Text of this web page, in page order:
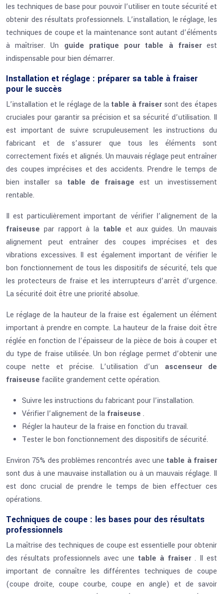
les techniques de base pour pouvoir l’utiliser en toute sécurité et
obtenir des résultats professionnels. L’installation, le réglage, les
techniques de coupe et la maintenance sont autant d’éléments
à maîtriser. Un guide pratique pour table à fraiserest
indispensable pour bien démarrer.
Installation et réglage : préparer sa table à fraiser
pour le succès
L’installation et le réglage de la table à fraisersont des étapes
cruciales pour garantir sa précision et sa sécurité d’utilisation. Il
est important de suivre scrupuleusement les instructions du
fabricant et de s’assurer que tous les éléments sont
correctement fixés et alignés. Un mauvais réglage peut entraîner
des coupes imprécises et des accidents. Prendre le temps de
bien installer sa table de fraisage est un investissement
rentable.
Il est particulièrement important de vérifier l’alignement de la
fraiseuse par rapport à la table et aux guides. Un mauvais
alignement peut entraîner des coupes imprécises et des
vibrations excessives. Il est également important de vérifier le
bon fonctionnement de tous les dispositifs de sécurité, tels que
les protecteurs de fraise et les interrupteurs d’arrêt d’urgence.
La sécurité doit être une priorité absolue.
Le réglage de la hauteur de la fraise est également un élément
important à prendre en compte. La hauteur de la fraise doit être
réglée en fonction de l’épaisseur de la pièce de bois à couper et
du type de fraise utilisée. Un bon réglage permet d’obtenir une
coupe nette et précise. L’utilisation d’un ascenseur de
fraiseuse facilite grandement cette opération.
Suivre les instructions du fabricant pour l’installation.
Vérifier l’alignement de la fraiseuse .
Régler la hauteur de la fraise en fonction du travail.
Tester le bon fonctionnement des dispositifs de sécurité.
Environ 75% des problèmes rencontrés avec une table à fraiser
sont dus à une mauvaise installation ou à un mauvais réglage. Il
est donc crucial de prendre le temps de bien effectuer ces
opérations.
Techniques de coupe : les bases pour des résultats
professionnels
La maîtrise des techniques de coupe est essentielle pour obtenir
des résultats professionnels avec une table à fraiser . Il est
important de connaître les différentes techniques de coupe
(coupe droite, coupe courbe, coupe en angle) et de savoir